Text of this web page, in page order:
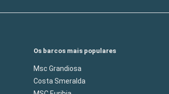
Os barcos mais populares
Msc Grandiosa
Costa Smeralda